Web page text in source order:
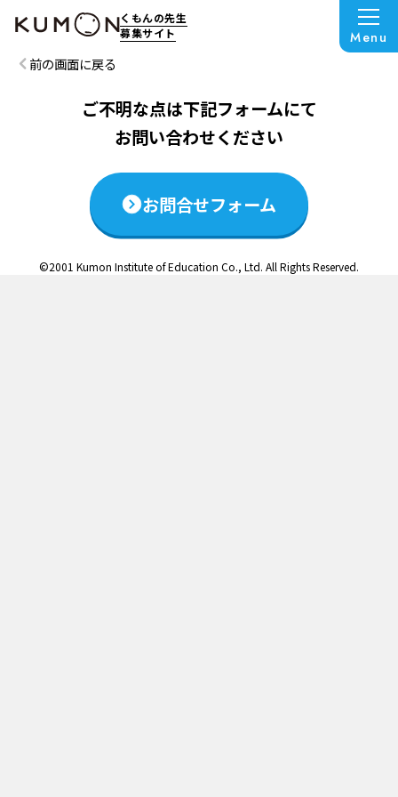
くもんの先生
募集サイト
Menu
この説明会は終了いたしました
前の画面に戻る
ご不明な点は下記フォームにて
お問い合わせください
お問合せフォーム
©2001 Kumon Institute of Education Co., Ltd. All Rights Reserved.